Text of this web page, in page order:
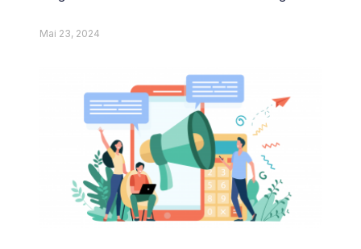
Regelungen gelten, wie für den Dienstwagen. Womit
Mai 23, 2024